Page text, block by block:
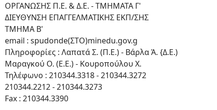
ΟΡΓΑΝΩΣΗΣ Π.Ε. & Δ.Ε. - ΤΜΗΜΑΤΑ Γ'
ΔΙΕΥΘΥΝΣΗ ΕΠΑΓΓΕΛΜΑΤΙΚΗΣ ΕΚΠ/ΣΗΣ
ΤΜΗΜΑ Β'
email : spudonde(ΣΤΟ)minedu.gov.g
Πληροφορίες : Λαπατά Σ. (Π.Ε.) - Βάρλα Ά. {Δ.Ε.)
Μαραγκού Ο. (Ε.Ε.) - Κουpοπούλου Χ.
Τηλέφωνο : 210344.3318 - 210344.3272
210344.2212 - 210344.3273
Fax : 210344.3390